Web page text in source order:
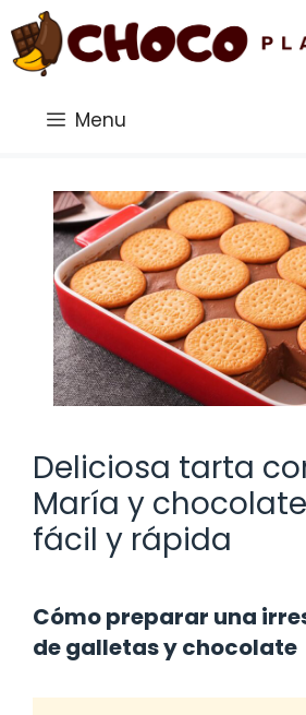
Saltar
al
contenido
Menu
Deliciosa tarta
María y
fácil y rápida
Cómo preparar una
de galletas y chocolate